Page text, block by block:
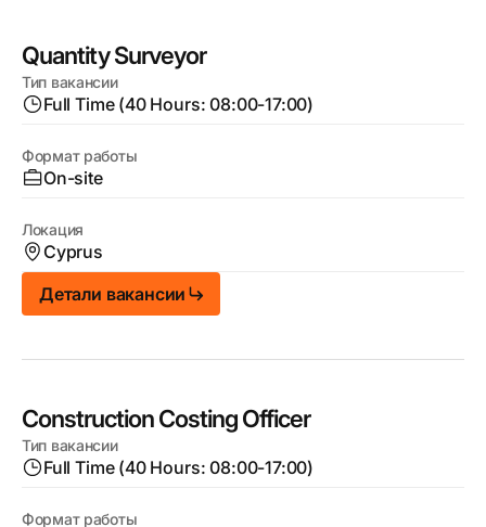
Quantity Surveyor
Тип вакансии
Full Time (40 Hours: 08:00-17:00)
Формат работы
On-site
Локация
Cyprus
Детали вакансии
Construction Costing Officer
Тип вакансии
Full Time (40 Hours: 08:00-17:00)
Формат работы